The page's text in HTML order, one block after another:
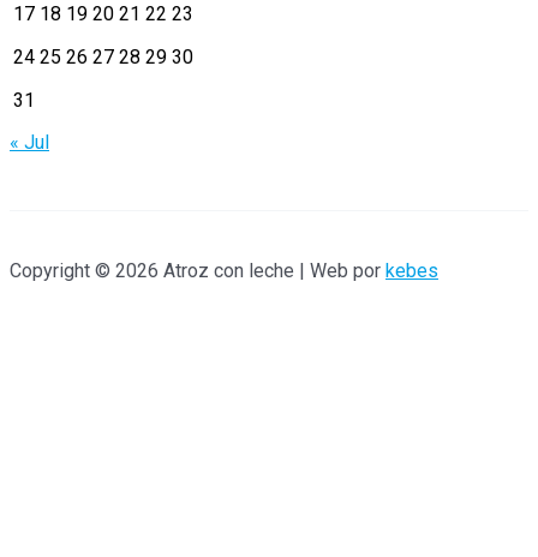
o
r
17 18 19 20 21 22 23
24 25 26 27 28 29 30
31
« Jul
Copyright © 2026 Atroz con leche | Web por kebes